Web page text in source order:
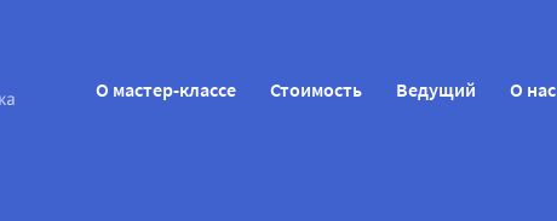
О мастер-классе Стоимость Ведущий О нас